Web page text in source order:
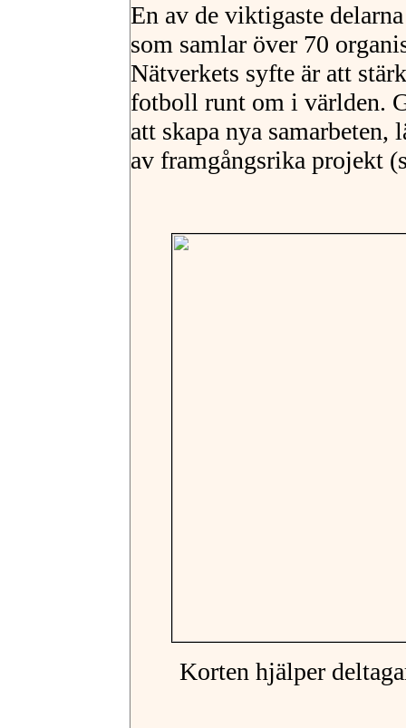
En av de viktigaste
som samlar över 70
Nätverkets syfte är att
fotboll runt om i världen.
att skapa nya samarbeten,
av framgångsrika projekt
Korten hjälper